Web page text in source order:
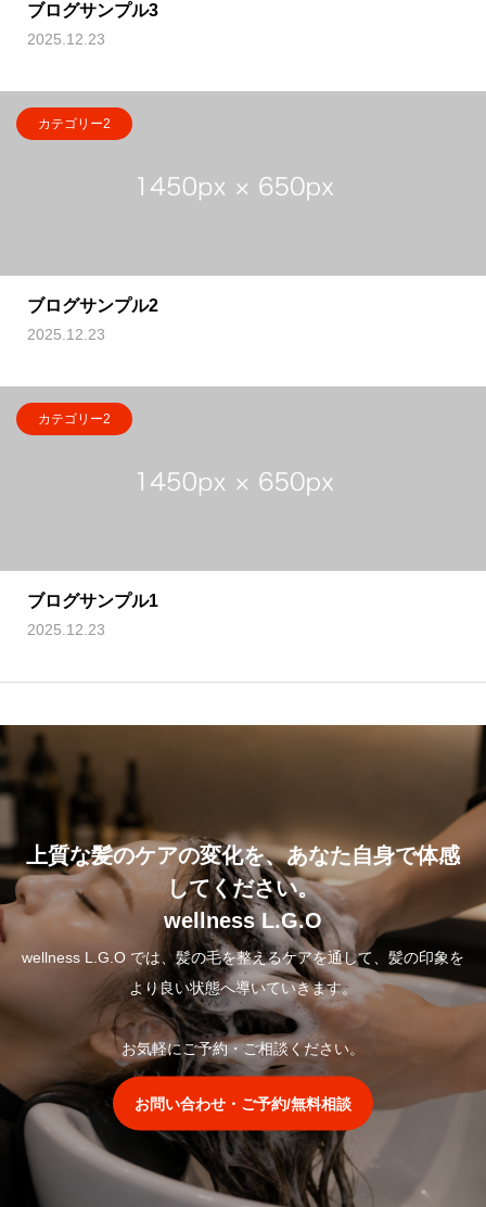
ブログサンプル3
2025.12.23
カテゴリー2
ブログサンプル2
2025.12.23
カテゴリー2
ブログサンプル1
2025.12.23
上質な髪のケアの変化を、あなた自身で体感
してください。
wellness L.G.O
wellness L.G.O では、髪の毛を整えるケアを通して、髪の印象を
より良い状態へ導いていきます。
お気軽にご予約・ご相談ください。
お問い合わせ・ご予約/無料相談